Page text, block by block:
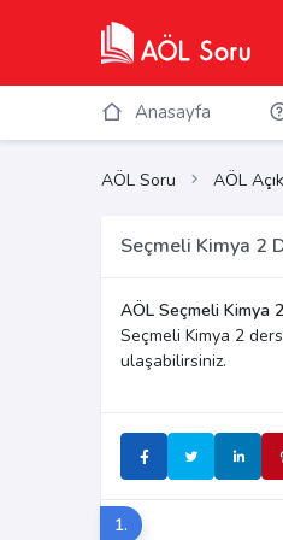
Anasayfa
AÖL Soru AÖL
Seçmeli Kimya 2
AÖL Seçmeli Kimya
Seçmeli Kimya 2
ulaşabilirsiniz.
1.